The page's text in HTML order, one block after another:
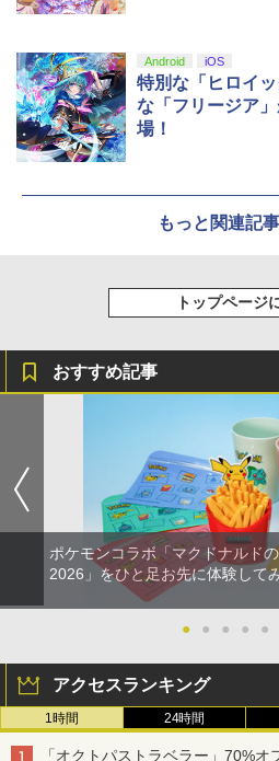
Android iOS
特別な「ヒロイ
な「フリージア
場！
もっと関連記
トップページ
おすすめ記事
ポケモンコラボ「マクドナルド
2026」をひと足お先に体験して
● ● ● ● ●
アクセスランキング
1時間 24時間
「オクトパストラベラー」70%